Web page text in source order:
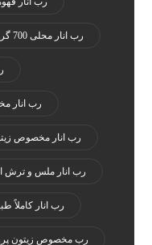
رب انار محلی 700 گرمی
رب انار
رب انار مخصوص
رب انار ملس و ترش
رب انار کاملاً
رب مخصوص زیتون